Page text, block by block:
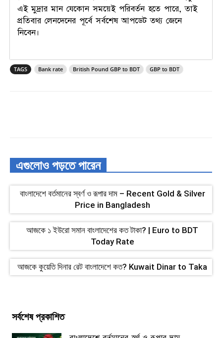
এই মুদ্রার মান যেকোন সময়েই পরিবর্তন হতে পারে, তাই
প্রতিবার লেনদেনের পূর্বে সর্বশেষ আপডেট তথ্য জেনে
নিবেন।
TAGS Bank rate British Pound GBP to BDT GBP to BDT
এগুলোও পড়তে পারেন
বাংলাদেশে বর্তমানের স্বর্ণ ও রূপার দাম – Recent Gold & Silver
Price in Bangladesh
আজকে ১ ইউরো সমান বাংলাদেশের কত টাকা? | Euro to BDT
Today Rate
আজকে কুয়েতি দিনার রেট বাংলাদেশে কত? Kuwait Dinar to Taka
সর্বশেষ প্রকাশিত